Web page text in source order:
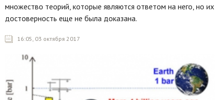
множество теорий, которые являются ответом на него, но их
достоверность еще не была доказана.
16:05, 03 октября 2017